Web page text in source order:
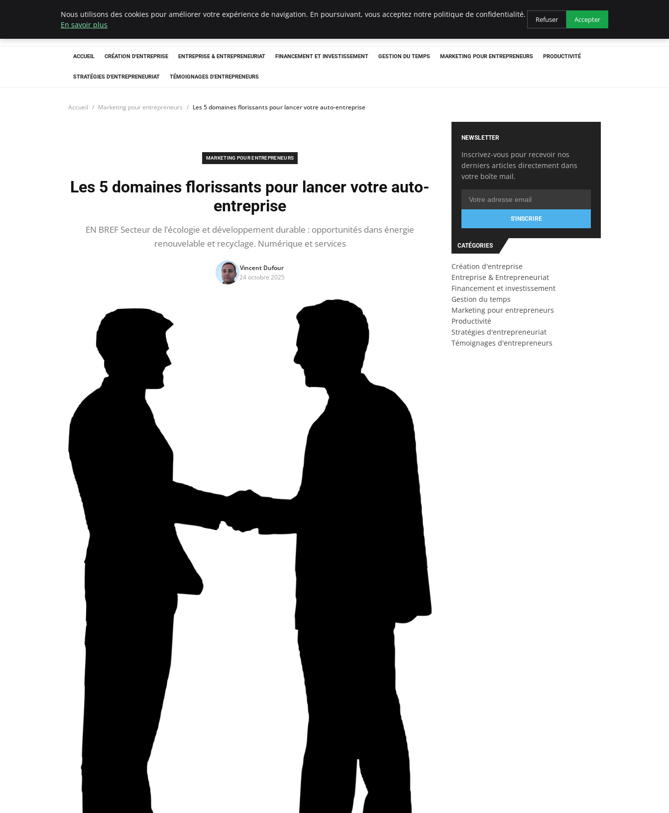
LECFCM
ACCUEIL CRÉATION D'ENTREPRISE ENTREPRISE & ENTREPRENEURIAT FINANCEMENT ET INVESTISSEMENT GESTION DU TEMPS MARKETING POUR ENTREPRENEURS PRODUCTIVITÉ
STRATÉGIES D'ENTREPRENEURIAT TÉMOIGNAGES D'ENTREPRENEURS
Accueil Marketing pour entrepreneurs Les 5 domaines florissants pour lancer votre auto-entreprise
MARKETING POUR ENTREPRENEURS
Les 5 domaines florissants pour lancer votre auto-
entreprise
EN BREF Secteur de l’écologie et développement durable : opportunités dans énergie
renouvelable et recyclage. Numérique et services
Vincent Dufour
24 octobre 2025
NEWSLETTER
Inscrivez-vous pour recevoir nos
derniers articles directement dans
votre boîte mail.
S'INSCRIRE
CATÉGORIES
Création d'entreprise
Entreprise & Entrepreneuriat
Financement et investissement
Gestion du temps
Marketing pour entrepreneurs
Productivité
Stratégies d'entrepreneuriat
Témoignages d'entrepreneurs
Nous utilisons des cookies pour améliorer votre expérience de navigation. En poursuivant, vous acceptez notre politique de confidentialité.
En savoir plus
Refuser Accepter